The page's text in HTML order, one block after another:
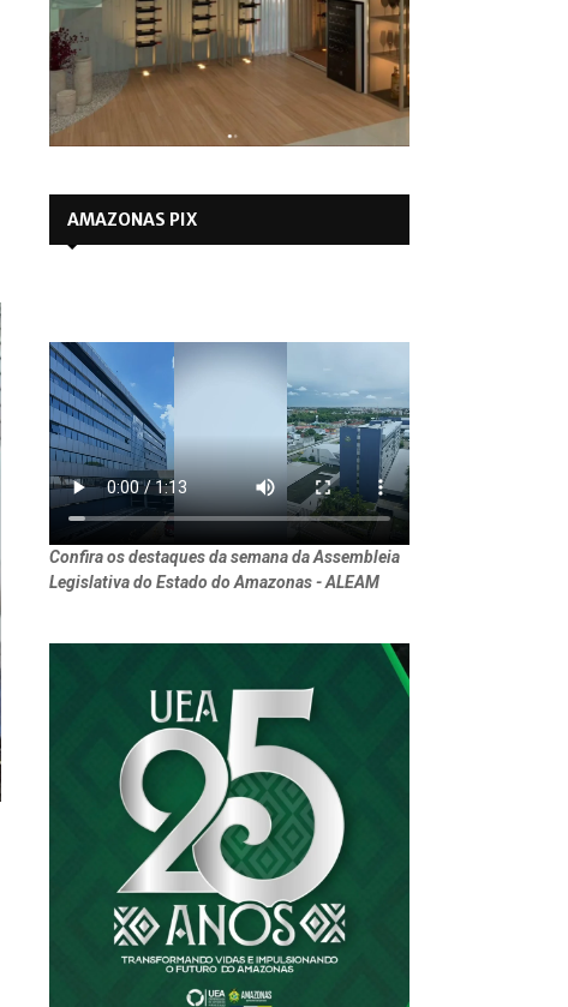
AMAZONAS PIX
Confira os destaques da semana da Assembleia
Legislativa do Estado do Amazonas - ALEAM